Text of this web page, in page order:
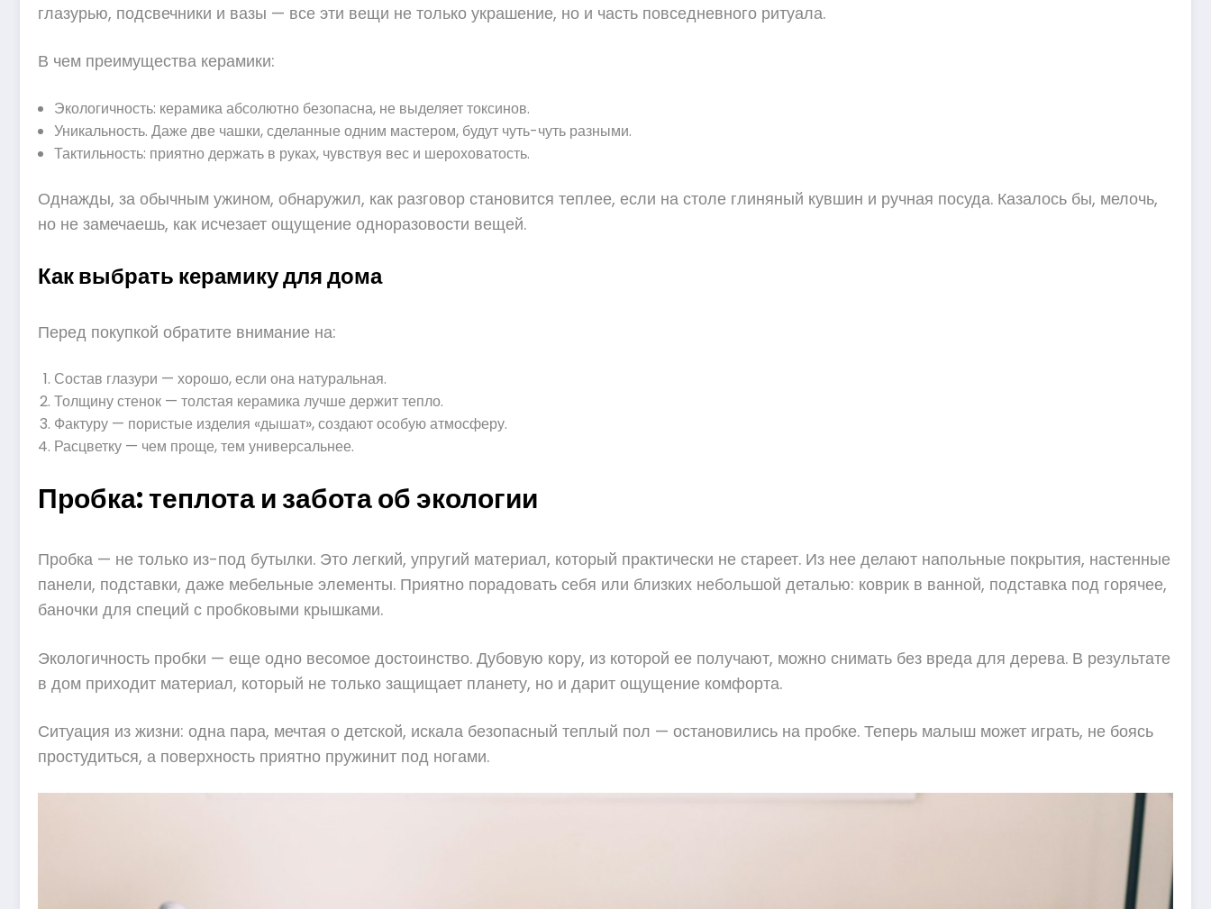
глазурью, подсвечники и вазы — все эти вещи не только украшение, но и часть повседневного ритуала.
В чем преимущества керамики:
Экологичность: керамика абсолютно безопасна, не выделяет токсинов.
Уникальность. Даже две чашки, сделанные одним мастером, будут чуть-чуть разными.
Тактильность: приятно держать в руках, чувствуя вес и шероховатость.
Однажды, за обычным ужином, обнаружил, как разговор становится теплее, если на столе глиняный кувшин и ручная посуда. Казалось бы, мелочь,
но не замечаешь, как исчезает ощущение одноразовости вещей.
Как выбрать керамику для дома
Перед покупкой обратите внимание на:
Состав глазури — хорошо, если она натуральная.
Толщину стенок — толстая керамика лучше держит тепло.
Фактуру — пористые изделия «дышат», создают особую атмосферу.
Расцветку — чем проще, тем универсальнее.
Пробка: теплота и забота об экологии
Пробка — не только из-под бутылки. Это легкий, упругий материал, который практически не стареет. Из нее делают напольные покрытия, настенные
панели, подставки, даже мебельные элементы. Приятно порадовать себя или близких небольшой деталью: коврик в ванной, подставка под горячее,
баночки для специй с пробковыми крышками.
Экологичность пробки — еще одно весомое достоинство. Дубовую кору, из которой ее получают, можно снимать без вреда для дерева. В результате
в дом приходит материал, который не только защищает планету, но и дарит ощущение комфорта.
Ситуация из жизни: одна пара, мечтая о детской, искала безопасный теплый пол — остановились на пробке. Теперь малыш может играть, не боясь
простудиться, а поверхность приятно пружинит под ногами.